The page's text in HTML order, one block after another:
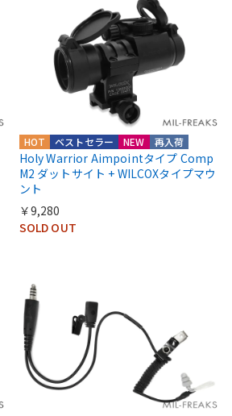
HOT NEW 再入荷
ベストセラー
Holy Warrior Aimpointタイプ Comp
M2 ダットサイト + WILCOXタイプマウ
ント
￥9,280
SOLD OUT